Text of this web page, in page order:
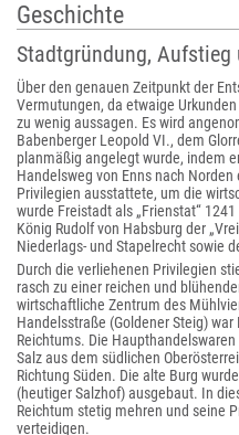
Geschichte
Stadtgründung,
Über den genauen Zeitpunkt der
Vermutungen, da etwaige
zu wenig aussagen. Es wird
Babenberger Leopold VI., dem
planmäßig angelegt wurde, indem
Handelsweg von Enns nach
Privilegien ausstattete, um die
wurde Freistadt als „Frienstat“
König Rudolf von Habsburg der
Niederlags- und Stapelrecht sowie
Durch die verliehenen Privilegien
rasch zu einer reichen und
wirtschaftliche Zentrum des
Handelsstraße (Goldener Steig)
Reichtums. Die
Salz aus dem südlichen
Richtung Süden. Die alte Burg
(heutiger Salzhof) ausgebaut. In
Reichtum stetig mehren und seine
verteidigen.